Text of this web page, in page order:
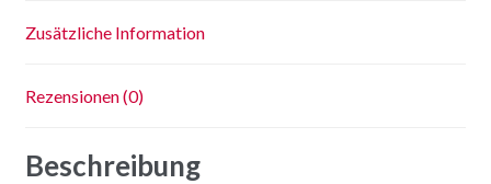
Zusätzliche Information
Rezensionen (0)
Beschreibung